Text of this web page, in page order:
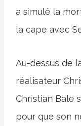
a simulé la
la cape avec
Au-dessus de
réalisateur
Christian Bale
pour que son